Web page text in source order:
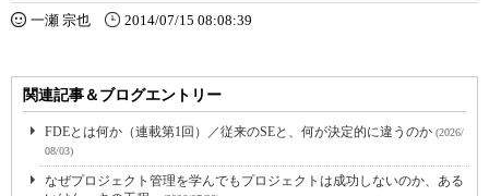
一瀬 宗也 2014/07/15 08:08:39
関連記事＆ブログエントリー
FDEとは何か（連載第1回）／従来のSEと、何が決定的に違うのか (2026/
08/03)
なぜプロジェクト管理を学んでもプロジェクトは成功しないのか、ある